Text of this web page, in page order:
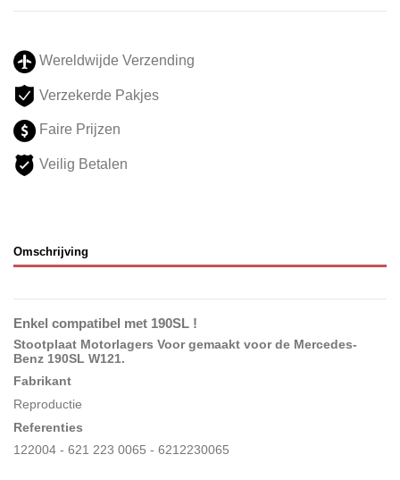
Wereldwijde Verzending
Verzekerde Pakjes
Faire Prijzen
Veilig Betalen
Omschrijving
Enkel compatibel met 190SL !
Stootplaat Motorlagers Voor gemaakt voor de Mercedes-
Benz 190SL W121.
Fabrikant
Reproductie
Referenties
122004 - 621 223 0065 - 6212230065